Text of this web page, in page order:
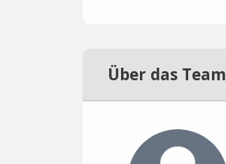
Über das Team